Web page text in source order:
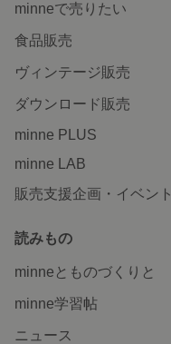
minneで売りたい
食品販売
ヴィンテージ販売
ダウンロード販売
minne PLUS
minne LAB
販売支援企画・イベント
読みもの
minneとものづくりと
minne学習帖
ニュース